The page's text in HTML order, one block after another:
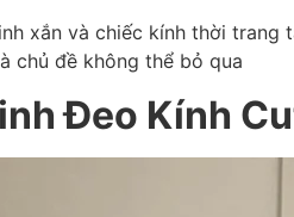
xắn và chiếc kính thời
chủ đề không thể bỏ qua
Đeo Kính